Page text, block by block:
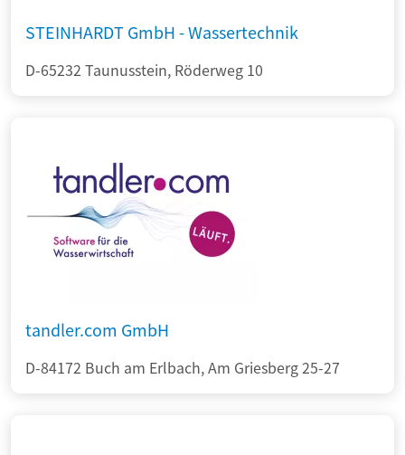
STEINHARDT GmbH - Wassertechnik
D-65232 Taunusstein, Röderweg 10
tandler.com GmbH
D-84172 Buch am Erlbach, Am Griesberg 25-27